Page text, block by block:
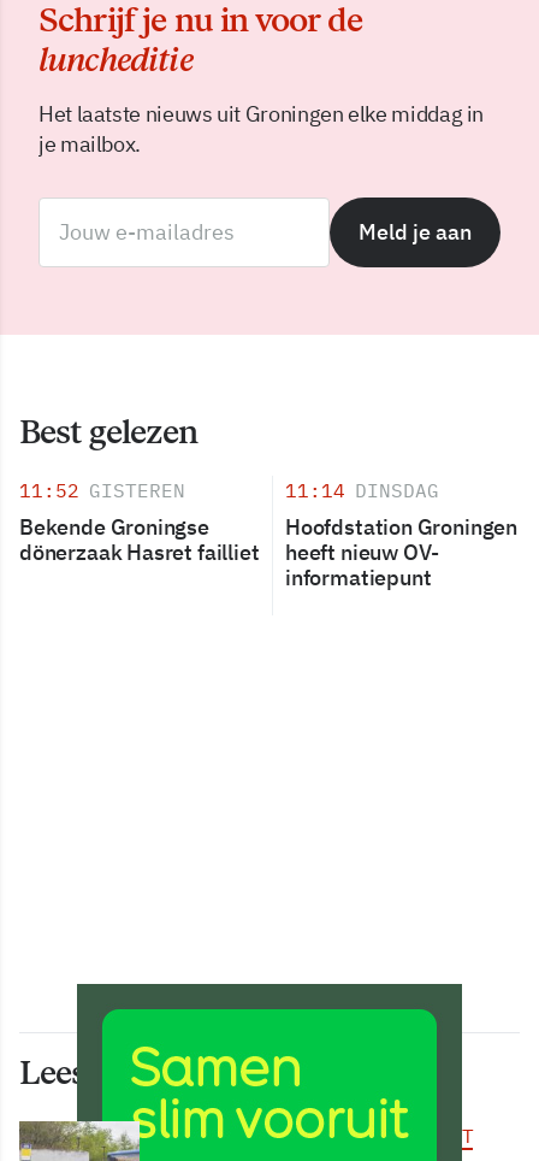
Schrijf je nu in voor de
luncheditie
Het laatste nieuws uit Groningen elke middag in
je mailbox.
Meld je aan
Best gelezen
11:52 GISTEREN
Bekende Groningse
dönerzaak Hasret failliet
11:14 DINSDAG
Hoofdstation Groningen
heeft nieuw OV-
informatiepunt
Lees ook deze artikelen
BEREIKBAARHEID & MOBILITEIT